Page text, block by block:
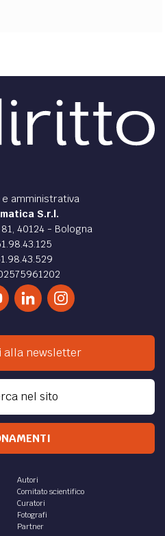
amministrativa
S.r.l.
40124 - Bologna
alla newsletter
nel sito
Autori
Comitato scientifico
Curatori
Fotografi
Partner